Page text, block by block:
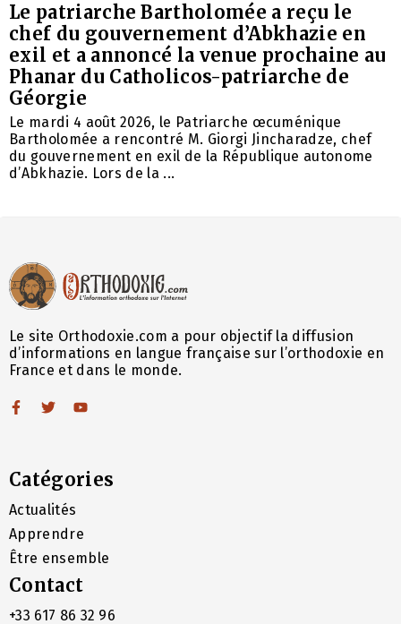
Le patriarche Bartholomée a reçu le
chef du gouvernement d’Abkhazie en
exil et a annoncé la venue prochaine au
Phanar du Catholicos-patriarche de
Géorgie
Le mardi 4 août 2026, le Patriarche œcuménique
Bartholomée a rencontré M. Giorgi Jincharadze, chef
du gouvernement en exil de la République autonome
d’Abkhazie. Lors de la ...
Le site Orthodoxie.com a pour objectif la diffusion
d’informations en langue française sur l’orthodoxie en
France et dans le monde.
Catégories
Actualités
Apprendre
Être ensemble
Contact
+33 617 86 32 96